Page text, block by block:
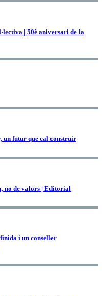
| 50è aniversari de la
un futur que cal construir
no de valors | Editorial
i un conseller